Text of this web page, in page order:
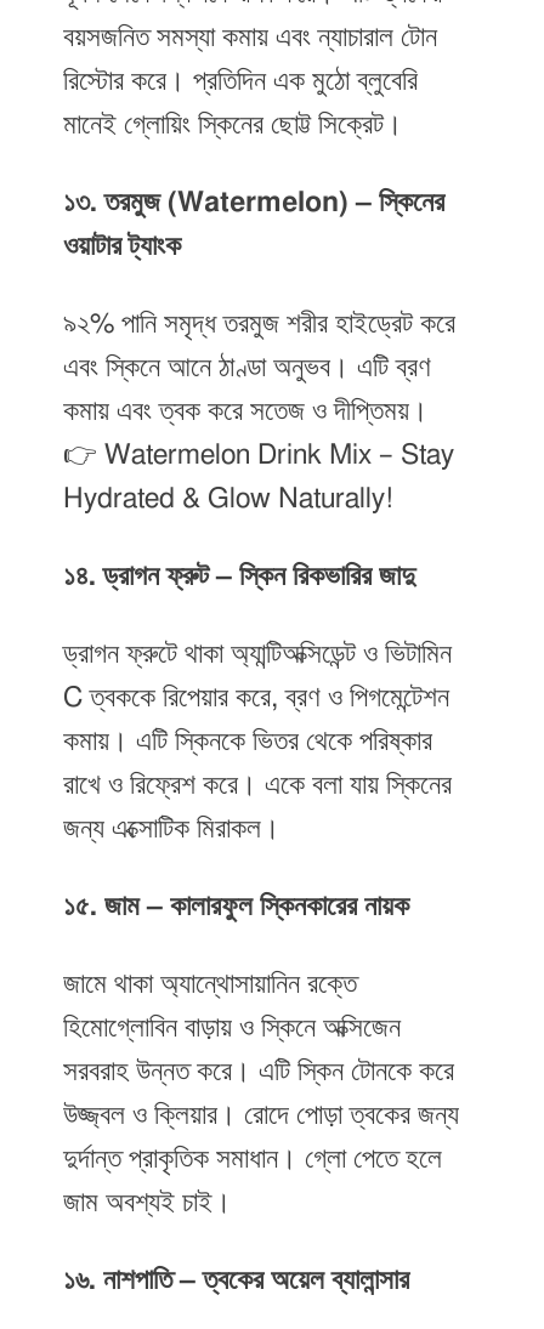
বয়সজনিত সমস্যা কমায় এবং ন্যাচারাল টোন
রিস্টোর করে। প্রতিদিন এক মুঠো ব্লুবেরি
মানেই গ্লোয়িং স্কিনের ছোট্ট সিক্রেট।
১৩. তরমুজ (Watermelon) – স্কিনের
ওয়াটার ট্যাংক
৯২% পানি সমৃদ্ধ তরমুজ শরীর হাইড্রেট করে
এবং স্কিনে আনে ঠাণ্ডা অনুভব। এটি ব্রণ
কমায় এবং ত্বক করে সতেজ ও দীপ্তিময়।
👉 Watermelon Drink Mix – Stay
Hydrated & Glow Naturally!
১৪. ড্রাগন ফ্রুট – স্কিন রিকভারির জাদু
ড্রাগন ফ্রুটে থাকা অ্যান্টিঅক্সিডেন্ট ও ভিটামিন
C ত্বককে রিপেয়ার করে, ব্রণ ও পিগমেন্টেশন
কমায়। এটি স্কিনকে ভিতর থেকে পরিষ্কার
রাখে ও রিফ্রেশ করে। একে বলা যায় স্কিনের
জন্য এক্সোটিক মিরাকল।
১৫. জাম – কালারফুল স্কিনকারের নায়ক
জামে থাকা অ্যান্থোসায়ানিন রক্তে
হিমোগ্লোবিন বাড়ায় ও স্কিনে অক্সিজেন
সরবরাহ উন্নত করে। এটি স্কিন টোনকে করে
উজ্জ্বল ও ক্লিয়ার। রোদে পোড়া ত্বকের জন্য
দুর্দান্ত প্রাকৃতিক সমাধান। গ্লো পেতে হলে
জাম অবশ্যই চাই।
১৬. নাশপাতি – ত্বকের অয়েল ব্যালান্সার